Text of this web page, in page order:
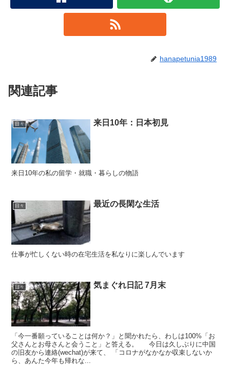
hanapetunia1989
関連記事
日々 来日10年：日本初見
来日10年の私の留学・就職・暮らしの物語
日々 最近の長閑な生活
仕事が忙しくない時の在宅生活を私なりに楽しんでいます
日々 気まぐれ日記 7月末
「今一番願っていることは何か？」と聞かれたら、わしは100%「お
父さんとお母さんと会うこと」と答える。 今日は久しぶりに中国
の旧友から連絡(wechat)が来て、 「コロナがなかなか収束しないか
ら、あんた今年も帰れな...